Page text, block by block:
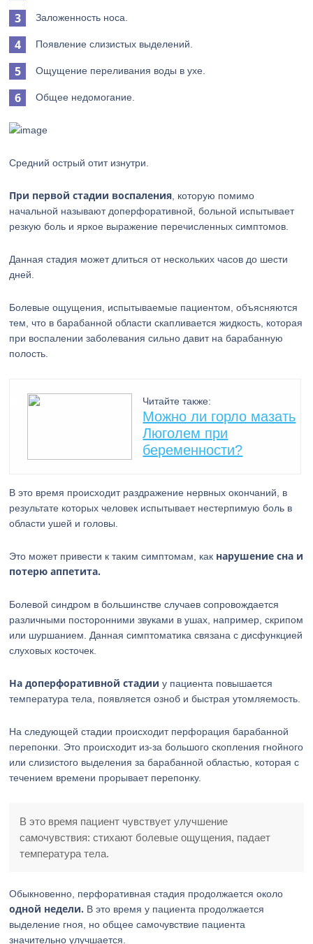
Заложенность носа.
Появление слизистых выделений.
Ощущение переливания воды в ухе.
Общее недомогание.
Средний острый отит изнутри.
При первой стадии воспаления , которую помимо
начальной называют доперфоративной, больной испытывает
резкую боль и яркое выражение перечисленных симптомов.
Данная стадия может длиться от нескольких часов до шести
дней.
Болевые ощущения, испытываемые пациентом, объясняются
тем, что в барабанной области скапливается жидкость, которая
при воспалении заболевания сильно давит на барабанную
полость.
Читайте также:
Можно ли горло мазать
Люголем при
беременности?
В это время происходит раздражение нервных окончаний, в
результате которых человек испытывает нестерпимую боль в
области ушей и головы.
Это может привести к таким симптомам, как нарушение сна и
потерю аппетита.
Болевой синдром в большинстве случаев сопровождается
различными посторонними звуками в ушах, например, скрипом
или шуршанием. Данная симптоматика связана с дисфункцией
слуховых косточек.
На доперфоративной стадии у пациента повышается
температура тела, появляется озноб и быстрая утомляемость.
На следующей стадии происходит перфорация барабанной
перепонки. Это происходит из-за большого скопления гнойного
или слизистого выделения за барабанной областью, которая с
течением времени прорывает перепонку.
В это время пациент чувствует улучшение
самочувствия: стихают болевые ощущения, падает
температура тела.
Обыкновенно, перфоративная стадия продолжается около
одной недели. В это время у пациента продолжается
выделение гноя, но общее самочувствие пациента
значительно улучшается.